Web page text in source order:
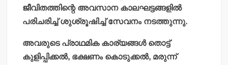
ജീവിതത്തിന്റെ അവസാന കാലഘട്ടങ്ങളില്‍
പരിചരിച്ച് ശുശ്രൂഷിച്ച് സേവനം നടത്തുന്നു.
അവരുടെ പ്രാഥമിക കാര്യങ്ങള്‍ തൊട്ട്
കുളിപ്പിക്കല്‍, ഭക്ഷണം കൊടുക്കല്‍, മരുന്ന്